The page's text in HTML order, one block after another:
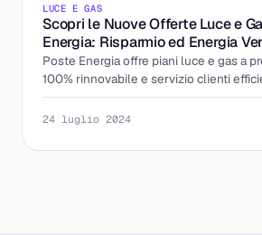
LUCE E GAS
Scopri le Nuove Offerte Luce e
Energia: Risparmio ed Energia
Poste Energia offre piani luce e gas a
100% rinnovabile e servizio clienti
Scopri di più ora!
24 luglio 2024